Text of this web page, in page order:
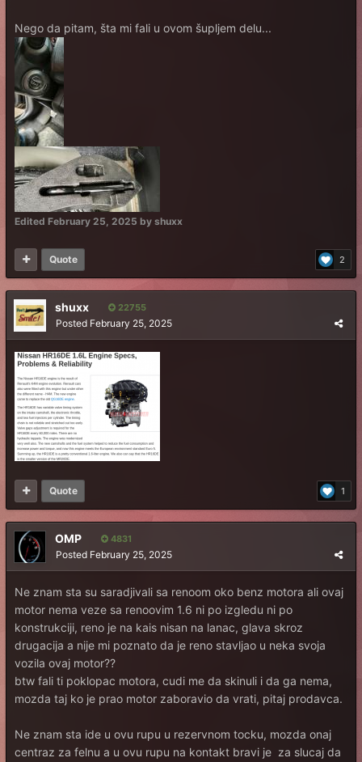
Nego da pitam, šta mi fali u ovom šupljem delu...
Edited February 25, 2025 by shuxx
2
Quote
shuxx 22755
Posted February 25, 2025
1
Quote
OMP 4831
Posted February 25, 2025
Ne znam sta su saradjivali sa renoom oko benz motora ali ovaj
motor nema veze sa renoovim 1.6 ni po izgledu ni po
konstrukciji, reno je na kais nisan na lanac, glava skroz
drugacija a nije mi poznato da je reno stavljao u neka svoja
vozila ovaj motor??
btw fali ti poklopac motora, cudi me da skinuli i da ga nema,
mozda taj ko je prao motor zaboravio da vrati, pitaj prodavca.
Ne znam sta ide u ovu rupu u rezervnom tocku, mozda onaj
centraz za felnu a u ovu rupu na kontakt bravi je za slucaj da